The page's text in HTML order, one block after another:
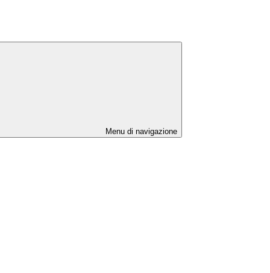
Menu di navigazione